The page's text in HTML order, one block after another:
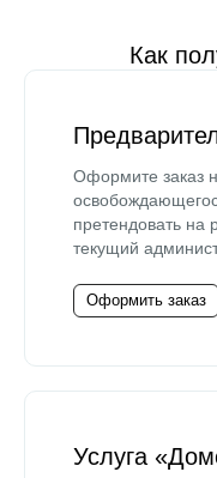
Как
Оформите заказ
претендовать на
текущий
Оформить заказ
Услуга